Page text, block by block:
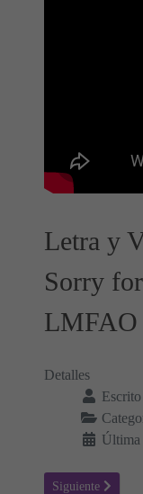
Letra y
Sorry
LMFAO
Detalles
Última
Artículo
Siguiente